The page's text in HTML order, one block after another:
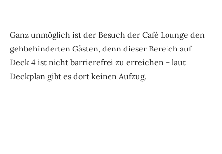
Ganz unmöglich ist der Besuch der Café Lounge den
gehbehinderten Gästen, denn dieser Bereich auf
Deck 4 ist nicht barrierefrei zu erreichen – laut
Deckplan gibt es dort keinen Aufzug.